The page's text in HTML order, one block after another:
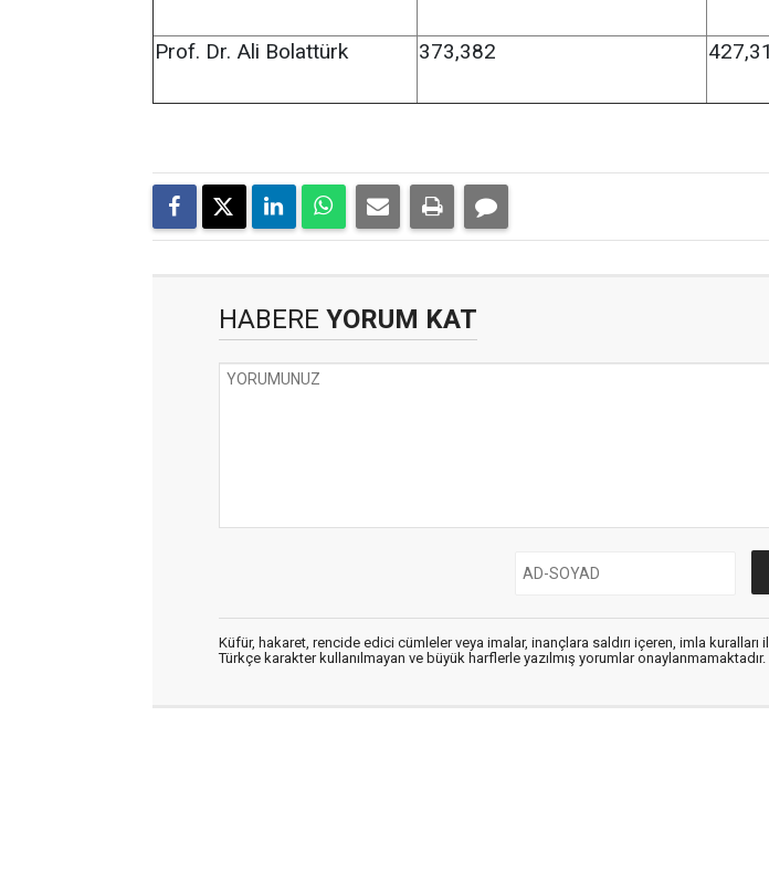
Prof. Dr. Ali Bolattürk 373,382
HABERE YORUM KAT
Küfür, hakaret, rencide edici cümleler veya imalar, inançlara saldırı içeren, imla kuralları
Türkçe karakter kullanılmayan ve büyük harflerle yazılmış yorumlar onaylanmamaktadır.